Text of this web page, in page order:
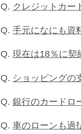
Q. クレジットカー
Q. 手元になにも資
Q. 現在は18％に契
Q. ショッピングの
Q. 銀行のカードロ
Q. 車のローンも過